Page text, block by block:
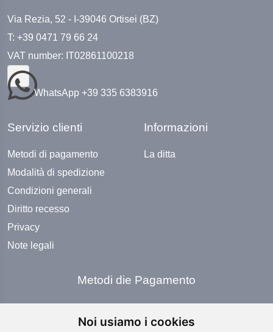
Noi usiamo i cookies
Via Rezia, 52 - I-39046 Ortisei (BZ)
T: +39 0471 79 66 24
VAT number: IT02861100218
WhatsApp +39 335 6383916
Servizio clienti
Metodi di pagamento
Modalità di spedizione
Condizioni generali
Diritto recesso
Privacy
Note legali
Informazioni
La ditta
Metodi die Pagamento